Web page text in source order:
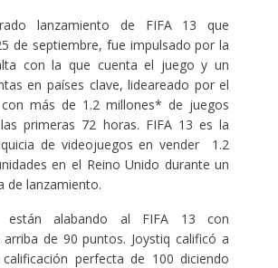
lanzamiento de FIFA 13 que
de septiembre, fue impulsado por la
con la que cuenta el juego y un
en países clave, lideareado por el
más de 1.2 millones* de juegos
primeras 72 horas. FIFA 13 es la
de videojuegos en vender 1.2
en el Reino Unido durante un
de lanzamiento.
están alabando al FIFA 13 con
arriba de 90 puntos. Joystiq calificó a
perfecta de 100 diciendo